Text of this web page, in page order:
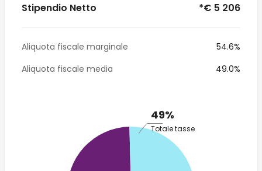
Stipendio Netto *€ 5 206
Aliquota fiscale marginale
54.6%
Aliquota fiscale media
49.0%
49%
Totale tasse